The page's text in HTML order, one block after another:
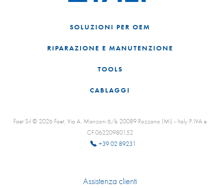
SOLUZIONI PER OEM
RIPARAZIONE E MANUTENZIONE
TOOLS
CABLAGGI
Faet Srl © 2026 Faet, Via A. Manzoni 6/b 20089 Rozzano (Mi) - Italy P.IVA e
CF:06220980152
+39 02 89231
Assistenza clienti